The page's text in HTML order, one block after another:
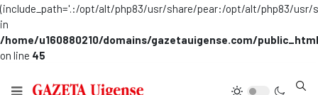
(include_path='.:/opt/alt/php83/usr/share/pear:/opt/alt/php83/
in
/home/u160880210/domains/gazetauigense.com/
on line 45